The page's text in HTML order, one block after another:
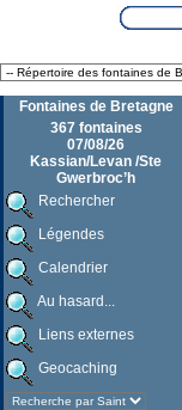
Fontaines de Bretagne
367 fontaines
07/08/26
Kassian/Levan /Ste
Gwerbroc’h
Rechercher
Légendes
Calendrier
Au hasard...
Liens externes
Geocaching